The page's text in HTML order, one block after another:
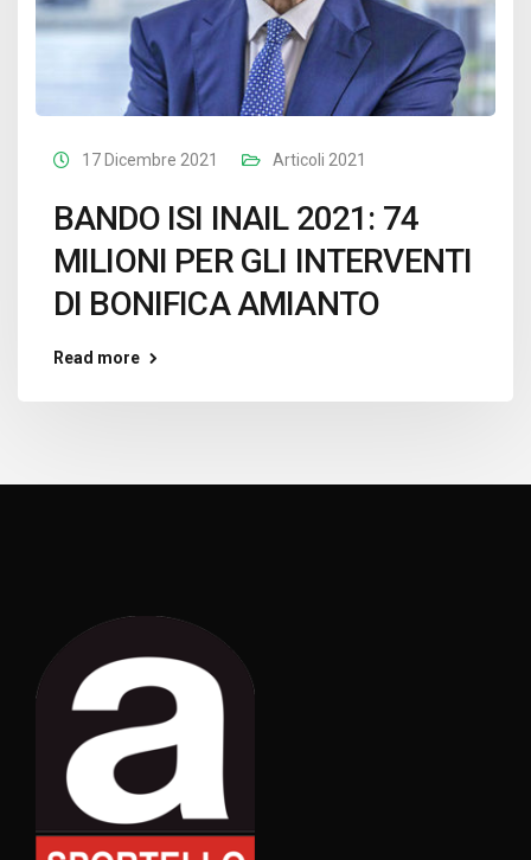
17 Dicembre 2021 Articoli 2021
BANDO ISI INAIL 2021: 74
MILIONI PER GLI INTERVENTI
DI BONIFICA AMIANTO
Read more